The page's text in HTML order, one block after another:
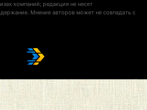
компаний; редакция не несет
Мнение авторов может не совпадать с